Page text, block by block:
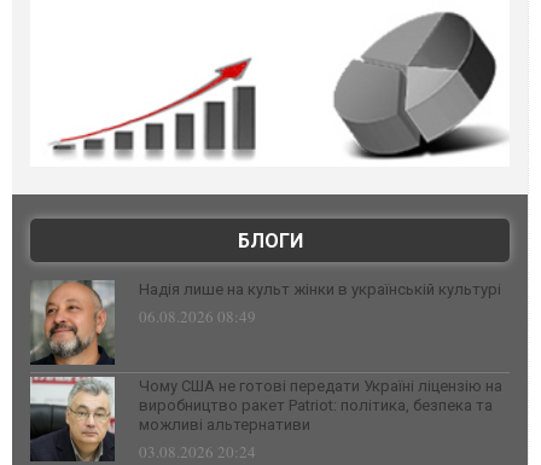
БЛОГИ
Надія лише на культ жінки в українській культурі
06.08.2026 08:49
Чому США не готові передати Україні ліцензію на
виробництво ракет Patriot: політика, безпека та
можливі альтернативи
03.08.2026 20:24